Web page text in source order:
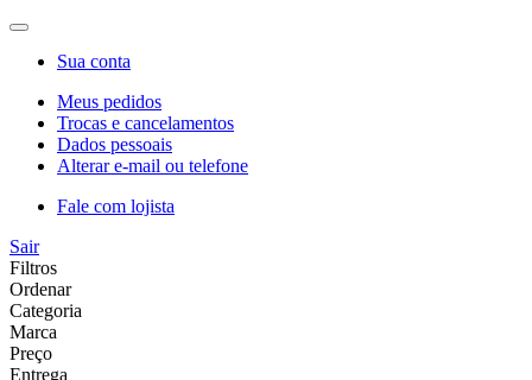
Sua conta
Meus pedidos
Trocas e cancelamentos
Dados pessoais
Alterar e-mail ou telefone
Fale com lojista
Sair
Filtros
Ordenar
Categoria
Marca
Preço
Entrega